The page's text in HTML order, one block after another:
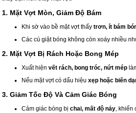
1. Mặt Vợt Mòn, Giảm Độ Bám
Khi sờ vào bề mặt vợt thấy trơn, ít bám
Các cú giật bóng không còn xoáy nhiều
2. Mặt Vợt Bị Rách Hoặc Bong Mép
Xuất hiện vết rách, bong tróc, nứt mép
Nếu mặt vợt có dấu hiệu xẹp hoặc biến
3. Giảm Tốc Độ Và Cảm Giác Bóng
Cảm giác bóng bị chai, mất độ nảy, khiến